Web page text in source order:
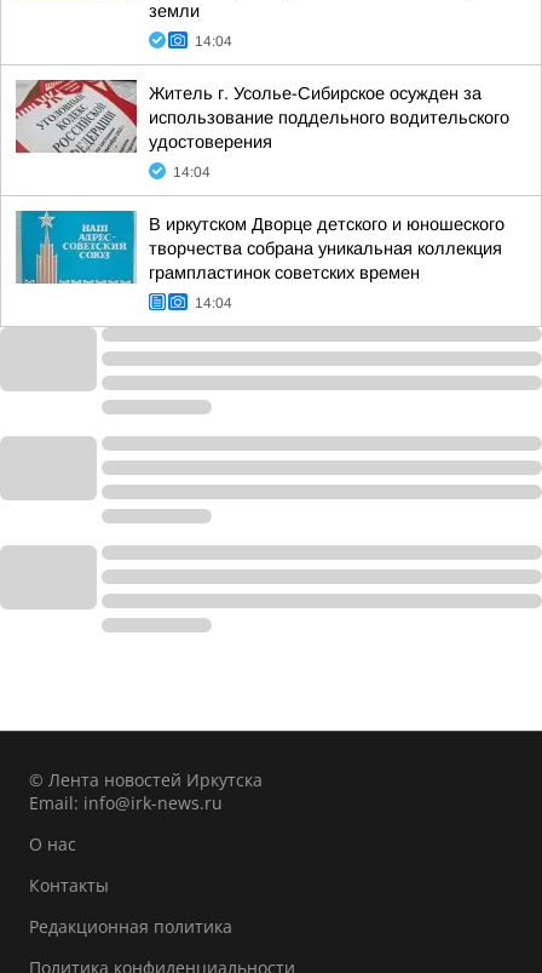
земли
14:04
Житель г. Усолье-Сибирское осужден за
использование поддельного водительского
удостоверения
14:04
В иркутском Дворце детского и юношеского
творчества собрана уникальная коллекция
грампластинок советских времен
14:04
© Лента новостей Иркутска
Email: info@irk-news.ru
О нас
Контакты
Редакционная политика
Политика конфиденциальности